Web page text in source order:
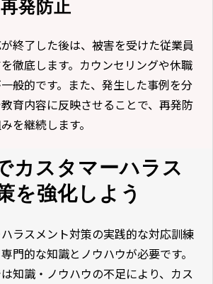
発防止
終了した後は、被害を受けた従業員
徹底します。カウンセリングや休職
般的です。また、発生した事例を分
育内容に反映させることで、再発防
を継続します。
カスタマーハラス
を強化しよう
ラスメント対策の実践的な対応訓練
門的な知識とノウハウが必要です。
知識・ノウハウの不足により、カス